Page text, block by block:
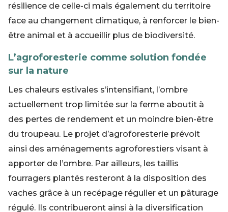
résilience de celle-ci mais également du territoire
face au changement climatique, à renforcer le bien-
être animal et à accueillir plus de biodiversité.
L’agroforesterie comme solution fondée
sur la nature
Les chaleurs estivales s’intensifiant, l’ombre
actuellement trop limitée sur la ferme aboutit à
des pertes de rendement et un moindre bien-être
du troupeau. Le projet d’agroforesterie prévoit
ainsi des aménagements agroforestiers visant à
apporter de l’ombre. Par ailleurs, les taillis
fourragers plantés resteront à la disposition des
vaches grâce à un recépage régulier et un pâturage
régulé. Ils contribueront ainsi à la diversification